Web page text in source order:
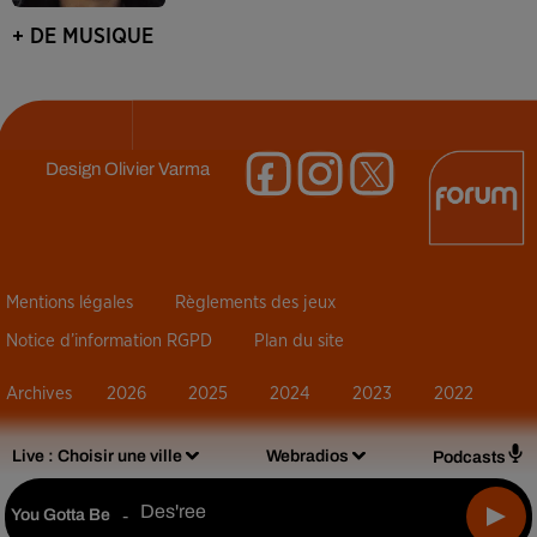
Live : Choisir une ville Webradios Podcasts
You Gotta Be - Des'ree
+ DE MUSIQUE
DesignOlivier Varma
Mentions légales Règlements des jeux
Notice d’information RGPD Plan du site
Archives 2026 2025 2024 2023 2022